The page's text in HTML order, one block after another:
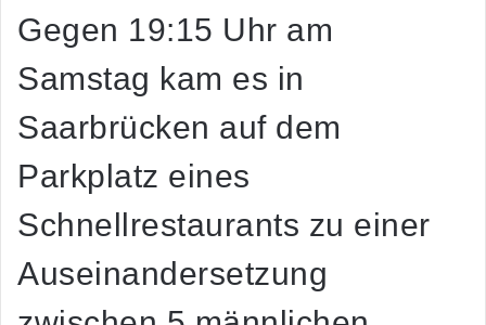
Gegen 19:15 Uhr am
Samstag kam es in
Saarbrücken auf dem
Parkplatz eines
Schnellrestaurants zu einer
Auseinandersetzung